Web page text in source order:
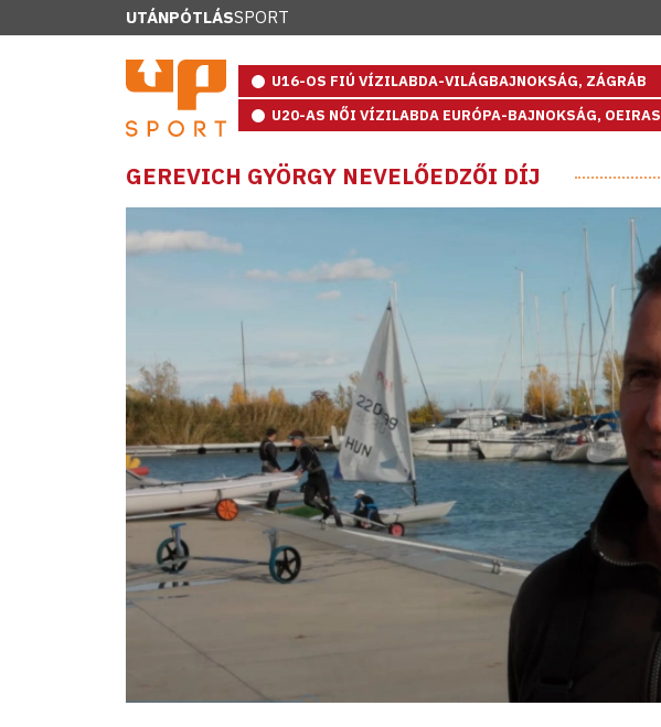
UTÁNPÓTLÁSSPORT
U16-OS FIÚ VÍZILABDA-VILÁGBAJNOKSÁG, ZÁGRÁB
U20-AS NŐI VÍZILABDA EURÓPA-BAJNOKSÁG, OEIRAS
GEREVICH GYÖRGY NEVELŐEDZŐI DÍJ